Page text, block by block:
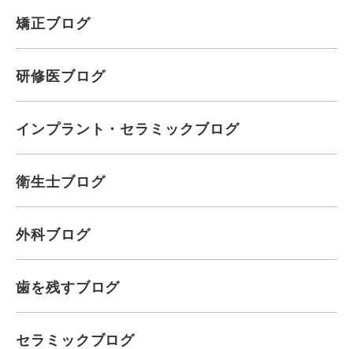
矯正ブログ
研修医ブログ
インプラント・セラミックブログ
衛生士ブログ
外科ブログ
歯を残すブログ
セラミックブログ